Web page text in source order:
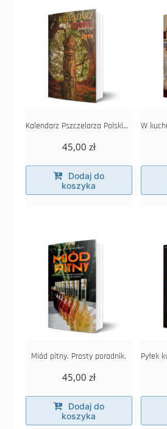
Kalendarz Pszczelarza Polskiego 2019
45,00 zł
Dodaj do
koszyka
Miód pitny. Prosty poradnik.
45,00 zł
Dodaj do
koszyka